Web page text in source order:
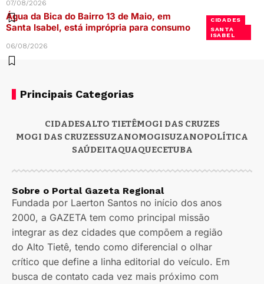
07/08/2026
CIDADES
SANTA
ISABEL
Água da Bica do Bairro 13 de Maio, em
Santa Isabel, está imprópria para consumo
06/08/2026
Principais Categorias
CIDADESALTO TIETÊMOGI DAS CRUZES
MOGI DAS CRUZESSUZANOMOGISUZANOPOLÍTICA
SAÚDEITAQUAQUECETUBA
Sobre o Portal Gazeta Regional
Fundada por Laerton Santos no início dos anos
2000, a GAZETA tem como principal missão
integrar as dez cidades que compõem a região
do Alto Tietê, tendo como diferencial o olhar
crítico que define a linha editorial do veículo. Em
busca de contato cada vez mais próximo com